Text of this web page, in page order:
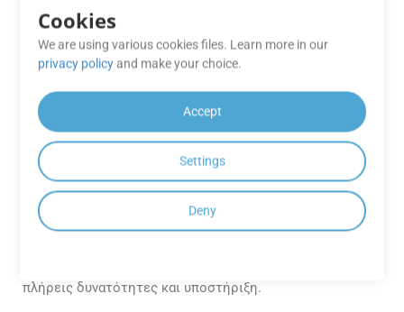
Τα GroupDocs.Conversion Cloud API υποστηρίζουν ένα
ευρύ φάσμα μορφών αρχείων, όπως Word, Excel, PDF και
άλλα. Ανατρέξτε στην τεκμηρίωση για την πλήρη λίστα
Μπορώ να χρησιμοποιήσω τις
εφαρμογές GroupDocs.Conversion
Cloud Free για εμπορικούς σκοπούς;
Οι δωρεάν εφαρμογές GroupDocs.Conversion Cloud
προορίζονται κυρίως για σκοπούς αξιολόγησης και
πλήρεις δυνατότητες και υποστήριξη.
Cookies
We are using various cookies files. Learn more in our
privacy policy and make your choice.
Accept
Settings
Deny